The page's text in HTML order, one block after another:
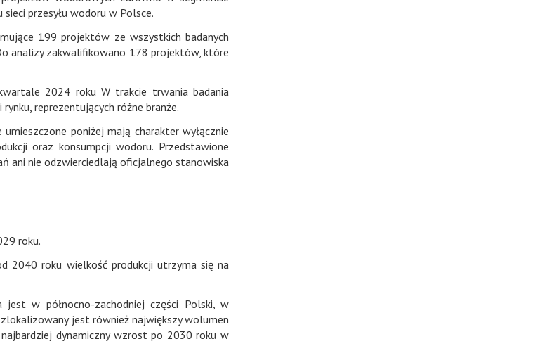
przesyłu wodoru w Polsce.
199 projektów ze wszystkich badanych
analizy zakwalifikowano 178 projektów, które
2024 roku W trakcie trwania badania
reprezentujących różne branże.
poniżej mają charakter wyłącznie
oraz konsumpcji wodoru. Przedstawione
ani nie odzwierciedlają oficjalnego stanowiska
roku.
2040 roku wielkość produkcji utrzyma się na
w północno-zachodniej części Polski, w
jest również największy wolumen
dynamiczny wzrost po 2030 roku w